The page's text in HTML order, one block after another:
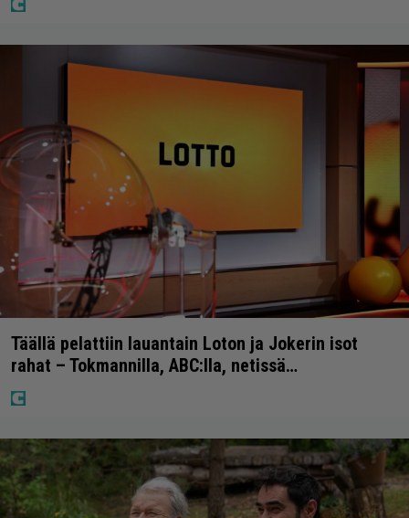
Täällä pelattiin lauantain Loton ja Jokerin isot
rahat – Tokmannilla, ABC:lla, netissä…